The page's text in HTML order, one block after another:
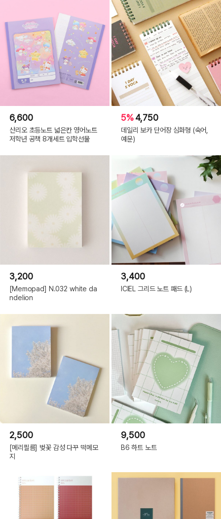
6,600
산리오 초등노트 넓은칸 영어노트
저학년 공책 8개세트 입학선물
5%4,750
데일리 보카 단어장 심화형 (숙어,
예문)
3,200
[Memopad] N.032 white da
ndelion
3,400
ICIEL 그리드 노트 패드 (L)
2,500
[메리필름] 벚꽃 감성 다꾸 떡메모
지
9,500
B6 하트 노트